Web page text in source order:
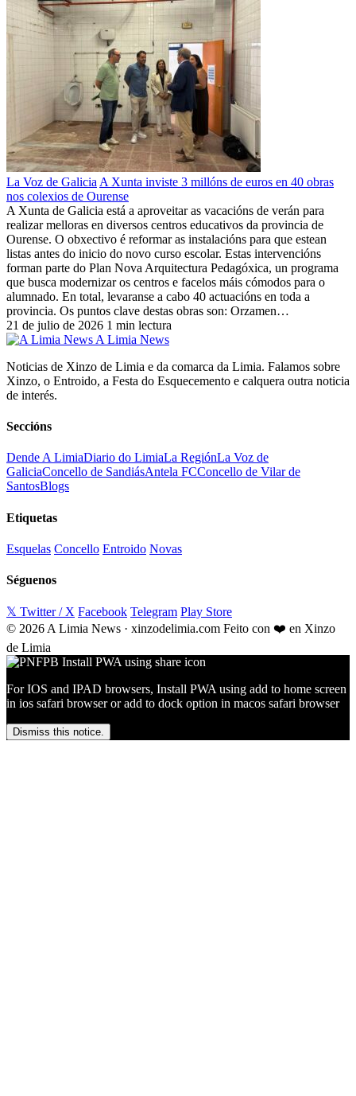
La Voz de Galicia A Xunta inviste 3 millóns de euros en 40 obras
nos colexios de Ourense
A Xunta de Galicia está a aproveitar as vacacións de verán para
realizar melloras en diversos centros educativos da provincia de
Ourense. O obxectivo é reformar as instalacións para que estean
listas antes do inicio do novo curso escolar. Estas intervencións
forman parte do Plan Nova Arquitectura Pedagóxica, un programa
que busca modernizar os centros e facelos máis cómodos para o
alumnado. En total, levaranse a cabo 40 actuacións en toda a
provincia. Os puntos clave destas obras son: Orzamen…
21 de julio de 2026 1 min lectura
A Limia News
Noticias de Xinzo de Limia e da comarca da Limia. Falamos sobre
Xinzo, o Entroido, a Festa do Esquecemento e calquera outra noticia
de interés.
Seccións
Dende A LimiaDiario do LimiaLa RegiónLa Voz de
GaliciaConcello de SandiásAntela FCConcello de Vilar de
SantosBlogs
Etiquetas
Esquelas Concello Entroido Novas
Séguenos
𝕏 Twitter / X Facebook Telegram Play Store
© 2026 A Limia News · xinzodelimia.com Feito con ❤️ en Xinzo
de Limia
For IOS and IPAD browsers, Install PWA using add to home screen
in ios safari browser or add to dock option in macos safari browser
Dismiss this notice.